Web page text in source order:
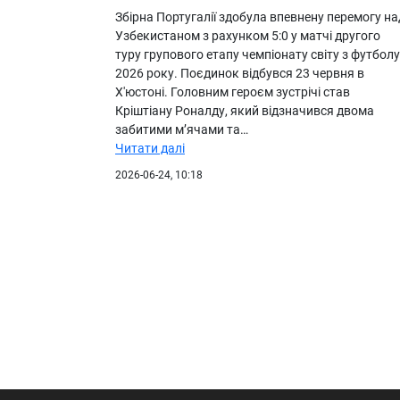
Збірна Португалії здобула впевнену перемогу
Узбекистаном з рахунком 5:0 у матчі другого
туру групового етапу чемпіонату світу з футболу
2026 року. Поєдинок відбувся 23 червня в
Х'юстоні. Головним героєм зустрічі став
Кріштіану Роналду, який відзначився двома
забитими м’ячами та…
Читати далі
2026-06-24, 10:18